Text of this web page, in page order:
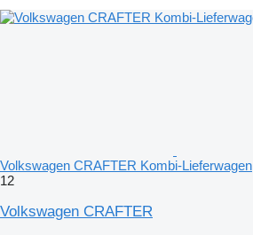
Volkswagen CRAFTER Kombi-Lieferwagen
12
Volkswagen CRAFTER